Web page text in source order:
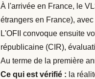
À l'arrivée en France, le
étrangers en France),
L'OFII convoque ensuite
républicaine (CIR),
Au terme de la première
Ce qui est vérifié : la